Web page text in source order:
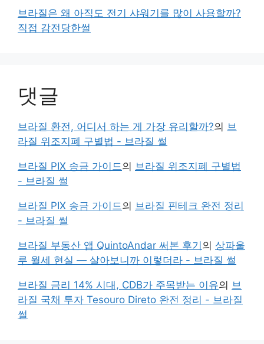
브라질은 왜 아직도 전기 샤워기를 많이 사용할까?
직접 감전당한썰
댓글
브라질 환전, 어디서 하는 게 가장 유리할까?의 브
라질 위조지폐 구별법 - 브라질 썰
브라질 PIX 송금 가이드의 브라질 위조지폐 구별법
- 브라질 썰
브라질 PIX 송금 가이드의 브라질 핀테크 완전 정리
- 브라질 썰
브라질 부동산 앱 QuintoAndar 써본 후기의 상파울
루 월세 현실 — 살아보니까 이렇더라 - 브라질 썰
브라질 금리 14% 시대, CDB가 주목받는 이유의 브
라질 국채 투자 Tesouro Direto 완전 정리 - 브라질
썰